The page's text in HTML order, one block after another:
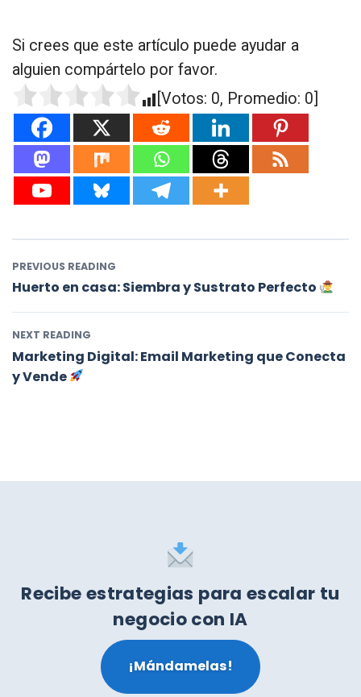
Si crees que este artículo puede ayudar a
alguien compártelo por favor.
[Votos: 0, Promedio: 0
PREVIOUS READING
Huerto en casa: Siembra y Sustrato Perfecto
NEXT READING
Marketing Digital: Email Marketing que Conecta
y Vende
Recibe estrategias para escalar tu
negocio con IA
¡Mándamelas!